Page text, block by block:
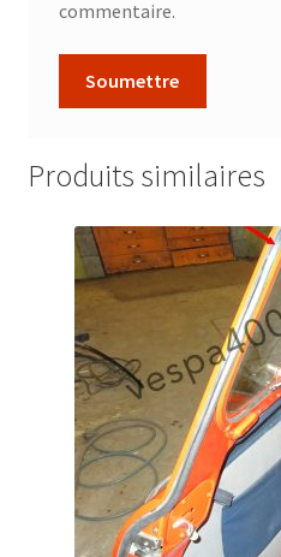
commentaire.
Produits similaires